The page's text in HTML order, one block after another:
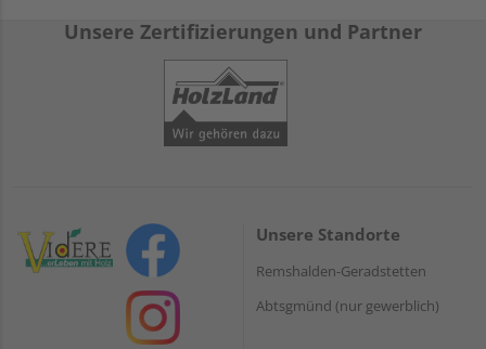
Unsere Zertifizierungen und Partner
Unsere Standorte
Remshalden-Geradstetten
Abtsgmünd (nur gewerblich)